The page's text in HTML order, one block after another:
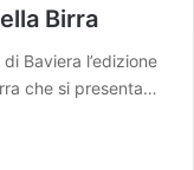
Birra
Baviera l’edizione
che si presenta…